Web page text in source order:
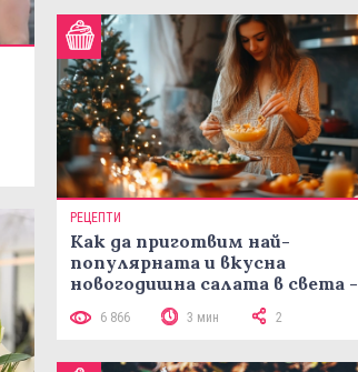
РЕЦЕПТИ
Как да приготвим най-
популярната и вкусна
новогодишна салата в света -
рецепта Мимоза
6 866 3 мин 2